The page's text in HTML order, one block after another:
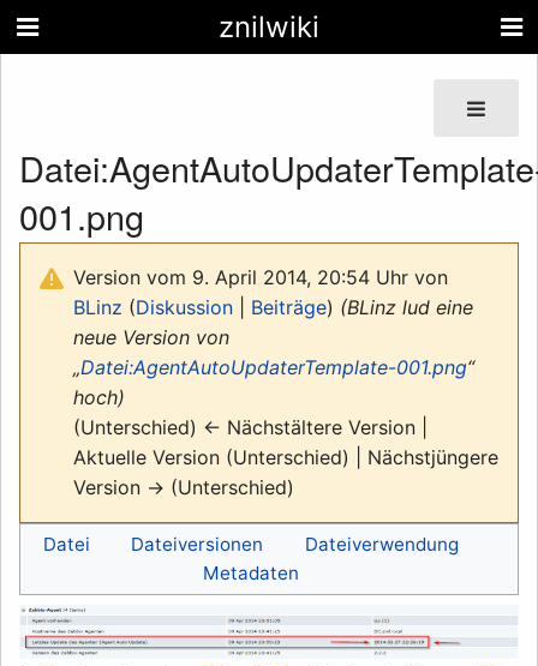
znilwiki
Datei:
001.png
Version vom 9. April 2014, 20:54 Uhr von
BLinz (Diskussion Beiträge) (BLinz lud eine
neue Version von
„Datei:AgentAutoUpdaterTemplate-001.png“
hoch)
(Unterschied) ← Nächstältere Version |
Aktuelle Version (Unterschied) | Nächstjüngere
Version → (Unterschied)
Datei Dateiversionen
Dateiverwendung
Metadaten